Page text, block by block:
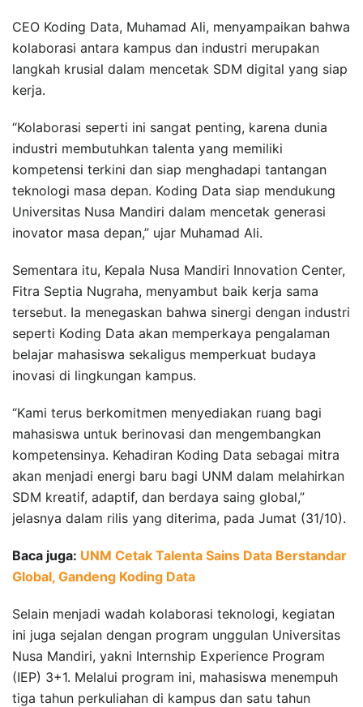
CEO Koding Data, Muhamad Ali, menyampaikan bahwa
kolaborasi antara kampus dan industri merupakan
langkah krusial dalam mencetak SDM digital yang siap
kerja.
“Kolaborasi seperti ini sangat penting, karena dunia
industri membutuhkan talenta yang memiliki
kompetensi terkini dan siap menghadapi tantangan
teknologi masa depan. Koding Data siap mendukung
Universitas Nusa Mandiri dalam mencetak generasi
inovator masa depan,” ujar Muhamad Ali.
Sementara itu, Kepala Nusa Mandiri Innovation Center,
Fitra Septia Nugraha, menyambut baik kerja sama
tersebut. Ia menegaskan bahwa sinergi dengan industri
seperti Koding Data akan memperkaya pengalaman
belajar mahasiswa sekaligus memperkuat budaya
inovasi di lingkungan kampus.
“Kami terus berkomitmen menyediakan ruang bagi
mahasiswa untuk berinovasi dan mengembangkan
kompetensinya. Kehadiran Koding Data sebagai mitra
akan menjadi energi baru bagi UNM dalam melahirkan
SDM kreatif, adaptif, dan berdaya saing global,”
jelasnya dalam rilis yang diterima, pada Jumat (31/10).
Baca juga: UNM Cetak Talenta Sains Data Berstandar
Global, Gandeng Koding Data
Selain menjadi wadah kolaborasi teknologi, kegiatan
ini juga sejalan dengan program unggulan Universitas
Nusa Mandiri, yakni Internship Experience Program
(IEP) 3+1. Melalui program ini, mahasiswa menempuh
tiga tahun perkuliahan di kampus dan satu tahun